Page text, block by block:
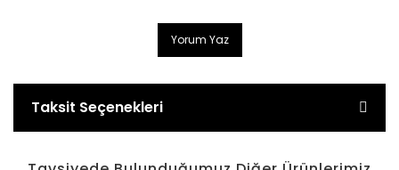
Yorum Yaz
Taksit Seçenekleri